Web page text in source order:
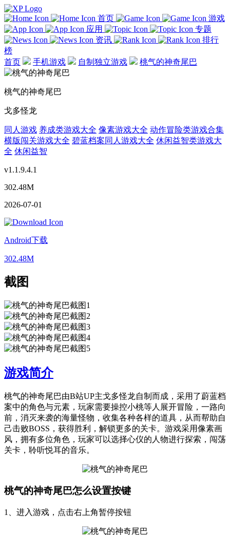
首页
游戏
应用
专题
资讯
排行
榜
首页
手机游戏 自制独立游戏 桃气的神奇尾巴
桃气的神奇尾巴
戈多怪龙
同人游戏 养成类游戏大全 像素游戏大全 动作冒险类游戏合集
横版闯关游戏大全 碧蓝档案同人游戏大全 休闲益智类游戏大
全 休闲益智
v1.1.9.4.1
302.48M
2026-07-01
Android下载
302.48M
截图
游戏简介
桃气的神奇尾巴由B站UP主戈多怪龙自制而成，采用了蔚蓝档
案中的角色与元素，玩家需要操控小桃等人展开冒险，一路向
前，消灭来袭的海量怪物，收集各种各样的道具，从而帮助自
己击败BOSS，获得胜利，解锁更多的关卡。游戏采用像素画
风，拥有多位角色，玩家可以选择心仪的人物进行探索，闯荡
关卡，聆听悦耳的音乐。
桃气的神奇尾巴怎么设置按键
1、进入游戏，点击右上角暂停按钮